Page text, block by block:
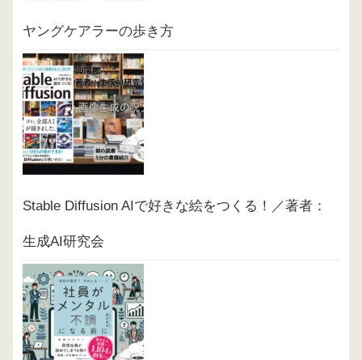
ヤングケアラーの歩き方
Stable Diffusion AIで好きな絵をつくる！／著者：
生成AI研究会